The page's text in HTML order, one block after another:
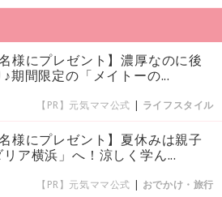
様にプレゼント】濃厚なのに後
期間限定の「メイトーの...
【PR】元気ママ公式 | ライフスタイル
様にプレゼント】夏休みは親子
ア横浜」へ！涼しく学ん...
【PR】元気ママ公式 | おでかけ・旅行